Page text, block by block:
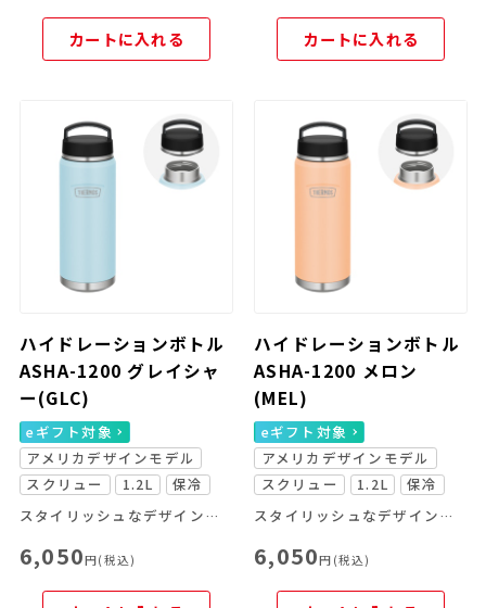
カートに入れる カートに入れる
ハイドレーションボトル
ASHA-1200 グレイシャ
ー(GLC)
eギフト対象
アメリカデザインモデル
スクリュー
1.2L
保冷
スタイリッシュなデザインの大容量ボトル
6,050円(税込)
ハイドレーションボトル
ASHA-1200 メロン
(MEL)
eギフト対象
アメリカデザインモデル
スクリュー
1.2L
保冷
スタイリッシュなデザインの大容量ボトル
6,050円(税込)